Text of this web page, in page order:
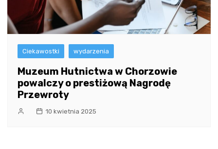
Ciekawostki wydarzenia
Muzeum Hutnictwa w Chorzowie
powalczy o prestiżową Nagrodę
Przewroty
10 kwietnia 2025